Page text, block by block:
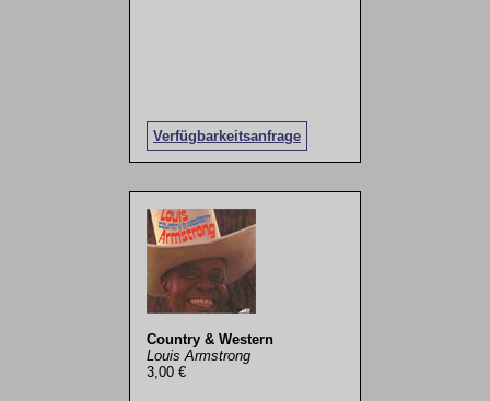
Verfügbarkeitsanfrage
Country & Western
Louis Armstrong
3,00 €